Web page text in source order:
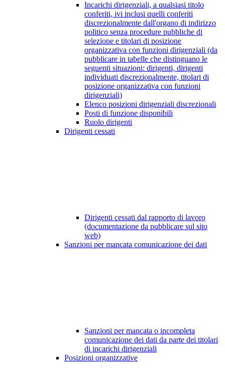
Incarichi dirigenziali, a qualsiasi titolo
conferiti, ivi inclusi quelli conferiti
discrezionalmente dall'organo di indirizzo
politico senza procedure pubbliche di
selezione e titolari di posizione
organizzativa con funzioni dirigenziali (da
pubblicare in tabelle che distinguano le
seguenti situazioni: dirigenti, dirigenti
individuati discrezionalmente, titolari di
posizione organizzativa con funzioni
dirigenziali)
Elenco posizioni dirigenziali discrezionali
Posti di funzione disponibili
Ruolo dirigenti
Dirigenti cessati
Dirigenti cessati dal rapporto di lavoro
(documentazione da pubblicare sul sito
web)
Sanzioni per mancata comunicazione dei dati
Sanzioni per mancata o incompleta
comunicazione dei dati da parte dei titolari
di incarichi dirigenziali
Posizioni organizzative